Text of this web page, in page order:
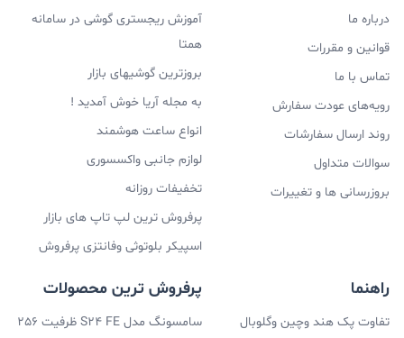
درباره ما
قوانین و مقررات
تماس با ما
رویه‌های عودت سفارش
روند ارسال سفارشات
سوالات متداول
بروزرسانی ها و تغییرات
آموزش ریجستری گوشی در سامانه
همتا
بروزترین گوشیهای بازار
به مجله آریا خوش آمدید !
انواع ساعت هوشمند
لوازم جانبی واکسسوری
تخفیفات روزانه
پرفروش ترین لپ تاپ های بازار
اسپیکر بلوتوثی وفانتزی پرفروش
راهنما
تفاوت پک هند وچین وگلوبال
پرفروش ترین محصولات
سامسونگ مدل S24 FE ظرفیت 256